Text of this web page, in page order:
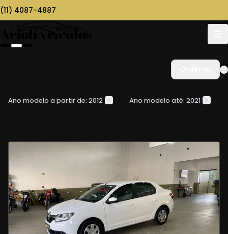
(11) 4087-4887
Ano modelo a partir de: 2012 Ano modelo até: 2021